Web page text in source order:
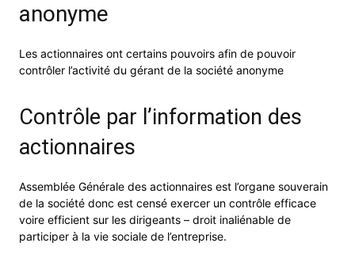
anonyme
Les actionnaires ont certains pouvoirs afin de pouvoir
contrôler l’activité du gérant de la société anonyme
Contrôle par l’information des
actionnaires
Assemblée Générale des actionnaires est l’organe souverain
de la société donc est censé exercer un contrôle efficace
voire efficient sur les dirigeants – droit inaliénable de
participer à la vie sociale de l’entreprise.